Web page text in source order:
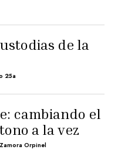
de la
25a
cambiando el
a la vez
Orpinel